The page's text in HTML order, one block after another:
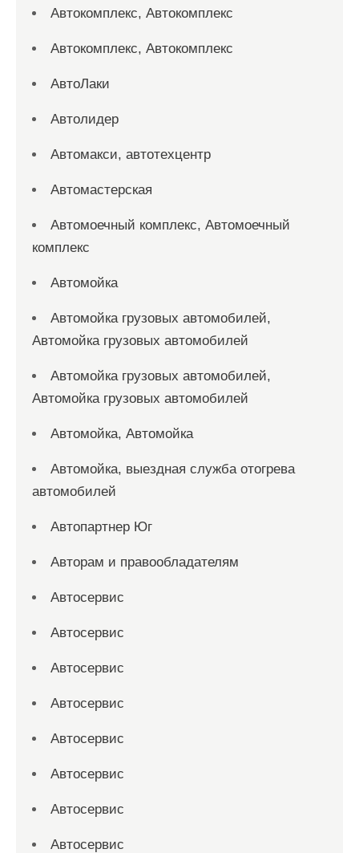
Автокомплекс, Автокомплекс
Автокомплекс, Автокомплекс
АвтоЛаки
Автолидер
Автомакси, автотехцентр
Автомастерская
Автомоечный комплекс, Автомоечный
комплекс
Автомойка
Автомойка грузовых автомобилей,
Автомойка грузовых автомобилей
Автомойка грузовых автомобилей,
Автомойка грузовых автомобилей
Автомойка, Автомойка
Автомойка, выездная служба отогрева
автомобилей
Автопартнер Юг
Авторам и правообладателям
Автосервис
Автосервис
Автосервис
Автосервис
Автосервис
Автосервис
Автосервис
Автосервис